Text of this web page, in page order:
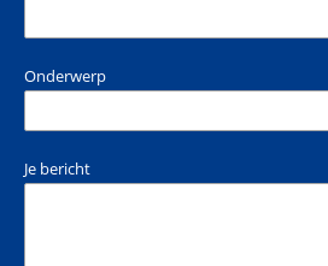
Onderwerp
Je bericht